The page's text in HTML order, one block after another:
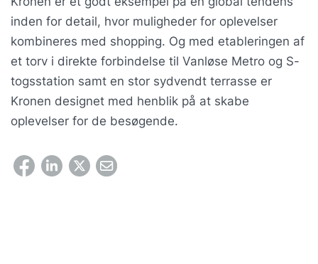
inden for detail, hvor muligheder for oplevelser
kombineres med shopping. Og med etableringen af
et torv i direkte forbindelse til Vanløse Metro og S-
togsstation samt en stor sydvendt terrasse er
Kronen designet med henblik på at skabe
oplevelser for de besøgende.